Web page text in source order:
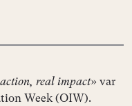
real impact» var
Week (OIW).